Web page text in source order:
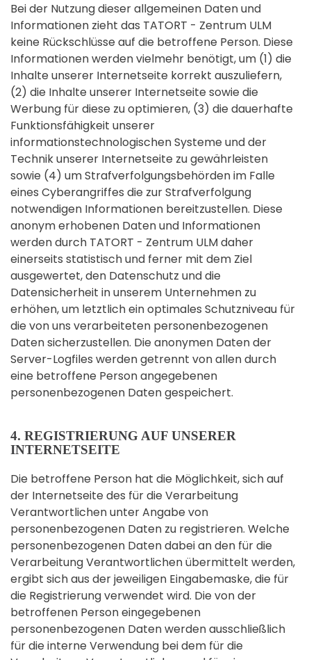
Bei der Nutzung dieser allgemeinen Daten und
Informationen zieht das TATORT - Zentrum ULM
keine Rückschlüsse auf die betroffene Person. Diese
Informationen werden vielmehr benötigt, um (1) die
Inhalte unserer Internetseite korrekt auszuliefern,
(2) die Inhalte unserer Internetseite sowie die
Werbung für diese zu optimieren, (3) die dauerhafte
Funktionsfähigkeit unserer
informationstechnologischen Systeme und der
Technik unserer Internetseite zu gewährleisten
sowie (4) um Strafverfolgungsbehörden im Falle
eines Cyberangriffes die zur Strafverfolgung
notwendigen Informationen bereitzustellen. Diese
anonym erhobenen Daten und Informationen
werden durch TATORT - Zentrum ULM daher
einerseits statistisch und ferner mit dem Ziel
ausgewertet, den Datenschutz und die
Datensicherheit in unserem Unternehmen zu
erhöhen, um letztlich ein optimales Schutzniveau für
die von uns verarbeiteten personenbezogenen
Daten sicherzustellen. Die anonymen Daten der
Server-Logfiles werden getrennt von allen durch
eine betroffene Person angegebenen
personenbezogenen Daten gespeichert.
4. REGISTRIERUNG AUF UNSERER
INTERNETSEITE
Die betroffene Person hat die Möglichkeit, sich auf
der Internetseite des für die Verarbeitung
Verantwortlichen unter Angabe von
personenbezogenen Daten zu registrieren. Welche
personenbezogenen Daten dabei an den für die
Verarbeitung Verantwortlichen übermittelt werden,
ergibt sich aus der jeweiligen Eingabemaske, die für
die Registrierung verwendet wird. Die von der
betroffenen Person eingegebenen
personenbezogenen Daten werden ausschließlich
für die interne Verwendung bei dem für die